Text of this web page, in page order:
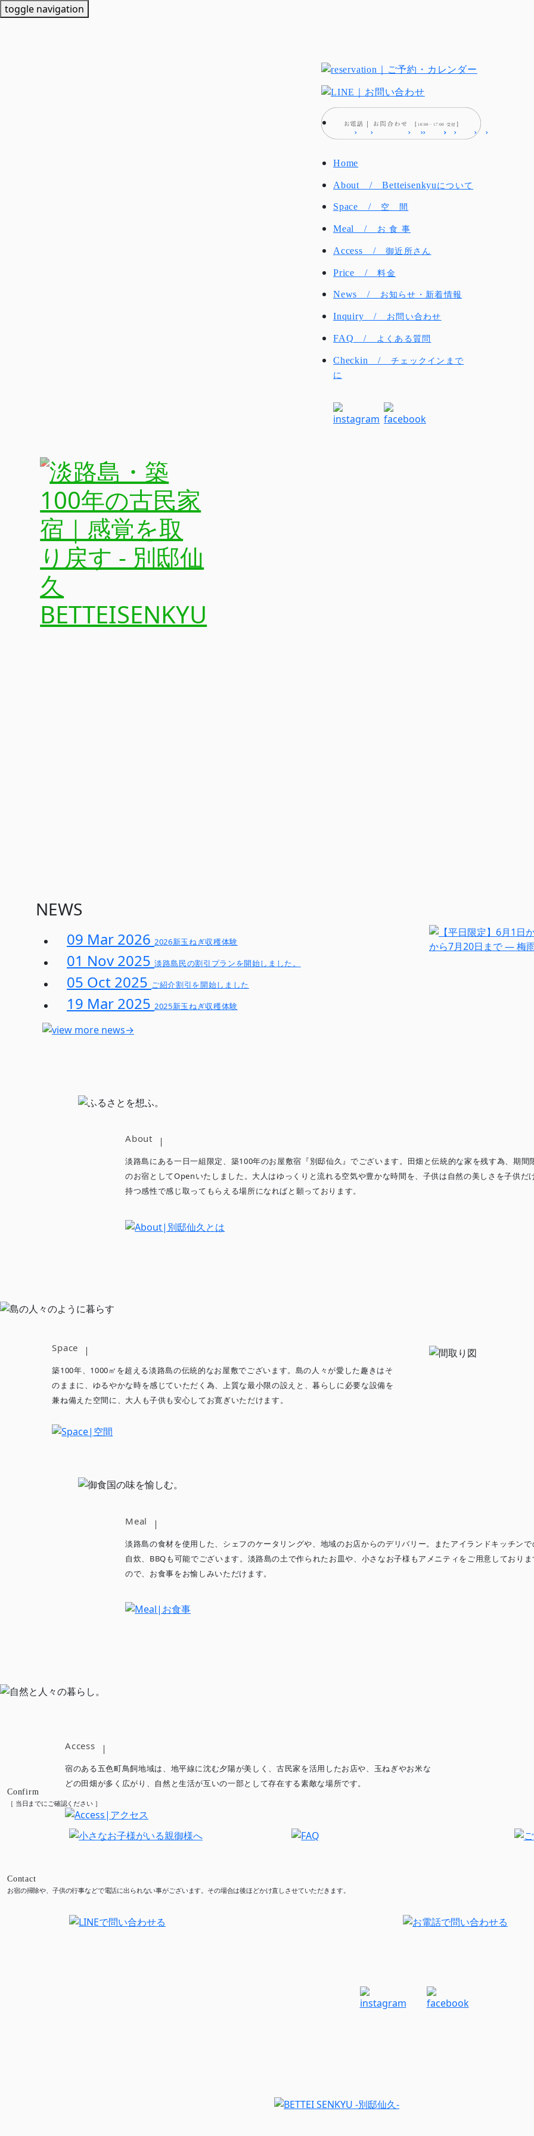
toggle navigation
Home
About / Betteisenkyuについて
Space / 空 間
Meal / お 食 事
Access /御近所さん
Price /料金
News / お知らせ・新着情報
Inquiry / お問い合わせ
FAQ / よくある質問
Checkin / チェックインまで
に
NEWS
09 Mar 2026 2026新玉ねぎ収穫体験
01 Nov 2025 淡路島民の割引プランを開始しました。
05 Oct 2025 ご紹介割引を開始しました
19 Mar 2025 2025新玉ねぎ収穫体験
から7月20日まで ― 梅
About
淡路島にある一日一組限定、築100年のお屋敷宿『別邸仙久』でございます。田畑と伝統的な家を残す為、期間
のお宿としてOpenいたしました。大人はゆっくりと流れる空気や豊かな時間を、子供は自然の美しさを子供だ
持つ感性で感じ取ってもらえる場所になればと願っております。
Space
築100年、1000㎡を超える淡路島の伝統的なお屋敷でございます。島の人々が愛した趣きはそ
のままに、ゆるやかな時を感じていただく為、上質な最小限の設えと、暮らしに必要な設備を
兼ね備えた空間に、大人も子供も安心してお寛ぎいただけます。
Meal
淡路島の食材を使用した、シェフのケータリングや、地域のお店からのデリバリー。またアイランドキッチンで
自炊、BBQも可能でございます。淡路島の土で作られたお皿や、小さなお子様もアメニティをご用意しており
ので、お食事をお愉しみいただけます。
Access
宿のある五色町鳥飼地域は、地平線に沈む夕陽が美しく、古民家を活用したお店や、玉ねぎやお米な
どの田畑が多く広がり、自然と生活が互いの一部として存在する素敵な場所です。
Confirm
［ 当日までにご確認ください ］
Contact
お宿の掃除や、子供の行事などで電話に出られない事がございます。その場合は後ほどかけ直しさせていただきます。